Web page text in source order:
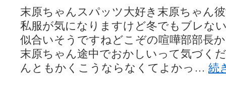
ぴゅーく☆すてっぷ - 咲-Saki- / ブログ終了のお知らせ
What You Mean ? - 咲-Saki- / 第2回清澄エリア聖地巡礼ツアーレポート
左を向いて » 咲-saki- / 【シノハユ】第26話「一別以来」/咲日和・阿
primary colors / 久誕イエ～～～～～～イ！！！！！！
(10:16)
乱れ雪月花 - 咲-Saki- / ブログ終了のお知らせ：今までありがとうござ
YUKARI / 【宥菫】 ＳＳ更新とお知らせ 【松実宥誕記念ＳＳ】
アルカ茄子 / 戒能物怪録 キングとはいったい誰なのか？
竹ブログ - 咲-Saki- / 【咲-Saki-】ゲームが待ち遠しい件 (05:44)
末原ちゃんスパッツ大好き末原ちゃん
私服が気になりますけど冬でもブレな
似合いそうですねどこぞの喧嘩部部長
末原ちゃん途中でおかしいって気づく
んともかくこうならなくてよかっ… 続